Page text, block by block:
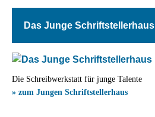
Das Junge Schriftstellerhaus
Die Schreibwerkstatt für junge Talente
» zum Jungen Schriftstellerhaus